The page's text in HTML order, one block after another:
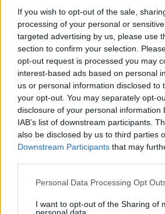
If you wish to opt-out of the sale,
processing of your personal or
targeted advertising by us, please use
section to confirm your selection.
opt-out request is processed you may
interest-based ads based on personal
us or personal information disclosed to
your opt-out. You may separately opt-
disclosure of your personal information
IAB’s list of downstream participants.
also be disclosed by us to third parties
Downstream Participants that may
Please note that this website/app uses
not limited to your visit or usage
Personal Data Processing Opt
I want to opt-out of the Sharing of
egy vadászaton, hogy ezt maga
volna el jobban és még
az Istennőnek a legszebbet, amit
Mindez Artemisz istennő
vad az ő állata volt. Artemisz
vélte a legszebbnek. A királyi
fordulatot vesz.
Annak idején Pandóra
összes bajai be voltak zárva: a
a mások feletti uralomvágy, a
önhittség, az álnokság, a
a birtoklás utáni vágy, a
szolgalelkűség, a képmutatás;
az embereknek itt a földön újra